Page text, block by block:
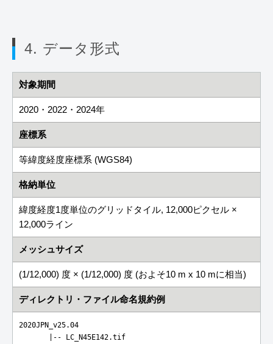
4. データ形式
対象期間
2020・2022・2024年
座標系
等緯度経度座標系 (WGS84)
格納単位
緯度経度1度単位のグリッドタイル, 12,000ピクセル ×
12,000ライン
メッシュサイズ
(1/12,000) 度 × (1/12,000) 度 (およそ10 m x 10 mに相当)
ディレクトリ・ファイル命名規約例
2020JPN_v25.04
       |--
LC_N45E142.tif